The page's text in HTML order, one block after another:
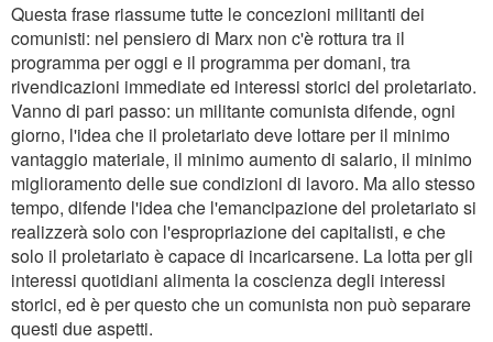
Questa frase riassume tutte le concezioni militanti dei
comunisti: nel pensiero di Marx non c'è rottura tra il
programma per oggi e il programma per domani, tra
rivendicazioni immediate ed interessi storici del proletariato.
Vanno di pari passo: un militante comunista difende, ogni
giorno, l'idea che il proletariato deve lottare per il minimo
vantaggio materiale, il minimo aumento di salario, il minimo
miglioramento delle sue condizioni di lavoro. Ma allo stesso
tempo, difende l'idea che l'emancipazione del proletariato si
realizzerà solo con l'espropriazione dei capitalisti, e che
solo il proletariato è capace di incaricarsene. La lotta per gli
interessi quotidiani alimenta la coscienza degli interessi
storici, ed è per questo che un comunista non può separare
questi due aspetti.